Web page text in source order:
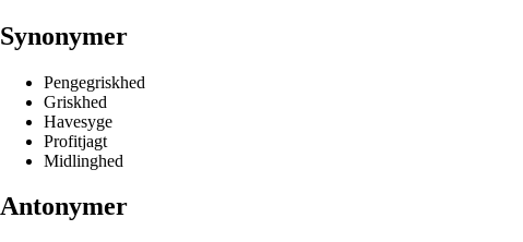
Synonymer
Pengegriskhed
Griskhed
Havesyge
Profitjagt
Midlinghed
Antonymer